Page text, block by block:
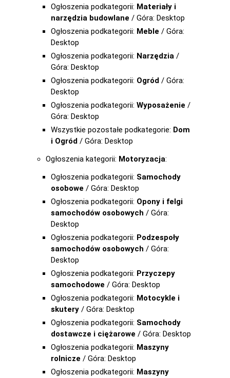
Ogłoszenia podkategorii: Materiały i
narzędzia budowlane / Góra: Desktop
Ogłoszenia podkategorii: Meble / Góra:
Desktop
Ogłoszenia podkategorii: Narzędzia /
Góra: Desktop
Ogłoszenia podkategorii: Ogród / Góra:
Desktop
Ogłoszenia podkategorii: Wyposażenie /
Góra: Desktop
Wszystkie pozostałe podkategorie: Dom
i Ogród / Góra: Desktop
Ogłoszenia kategorii: Motoryzacja:
Ogłoszenia podkategorii: Samochody
osobowe / Góra: Desktop
Ogłoszenia podkategorii: Opony i felgi
samochodów osobowych / Góra:
Desktop
Ogłoszenia podkategorii: Podzespoły
samochodów osobowych / Góra:
Desktop
Ogłoszenia podkategorii: Przyczepy
samochodowe / Góra: Desktop
Ogłoszenia podkategorii: Motocykle i
skutery / Góra: Desktop
Ogłoszenia podkategorii: Samochody
dostawcze i ciężarowe / Góra: Desktop
Ogłoszenia podkategorii: Maszyny
rolnicze / Góra: Desktop
Ogłoszenia podkategorii: Maszyny